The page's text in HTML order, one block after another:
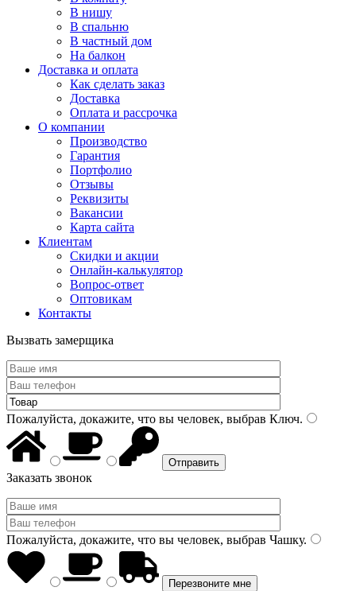
В нишу
В спальню
В частный дом
На балкон
Доставка и оплата
Как сделать заказ
Доставка
Оплата и рассрочка
О компании
Производство
Гарантия
Портфолио
Отзывы
Реквизиты
Вакансии
Карта сайта
Клиентам
Скидки и акции
Онлайн-калькулятор
Вопрос-ответ
Оптовикам
Контакты
Вызвать замерщика
Пожалуйста, докажите, что вы человек, выбрав Ключ.
Заказать звонок
Пожалуйста, докажите, что вы человек, выбрав Чашку.